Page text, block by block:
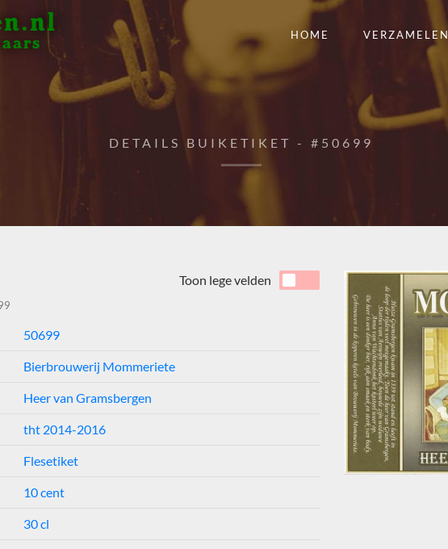
HOME VERZAMELEN
DETAILS BUIKETIKET - #50699
Toon lege velden
50699
Bierbrouwerij Mommeriete
Heer van Gramsbergen
tht 2014-2016
Flesetiket
10 cent
30 cl